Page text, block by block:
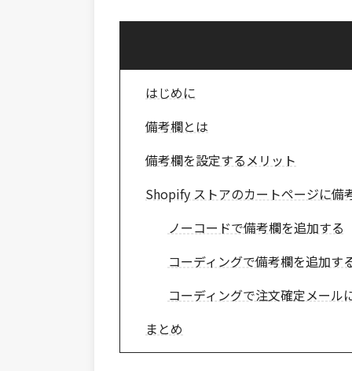
はじめに
備考欄とは
備考欄を設定するメリット
Shopify ストアのカートページに備
ノーコードで備考欄を追加する
コーディングで備考欄を追加す
コーディングで注文確定メール
まとめ